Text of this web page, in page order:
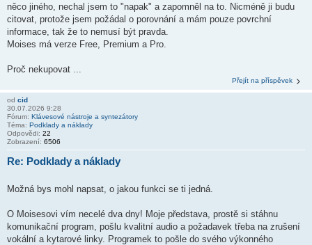
něco jiného, nechal jsem to "napak" a zapomněl na to. Nicméně ji budu
citovat, protože jsem požádal o porovnání a mám pouze povrchní
informace, tak že to nemusí být pravda.
Moises má verze Free, Premium a Pro.
Proč nekupovat ...
Přejít na příspěvek
od cid
30.07.2026 9:28
Fórum: Klávesové nástroje a syntezátory
Téma: Podklady a náklady
Odpovědi: 22
Zobrazení: 6506
Re: Podklady a náklady
Možná bys mohl napsat, o jakou funkci se ti jedná.
O Moisesovi vím necelé dva dny! Moje představa, prostě si stáhnu
komunikační program, pošlu kvalitní audio a požadavek třeba na zrušení
vokální a kytarové linky. Programek to pošle do svého výkonného